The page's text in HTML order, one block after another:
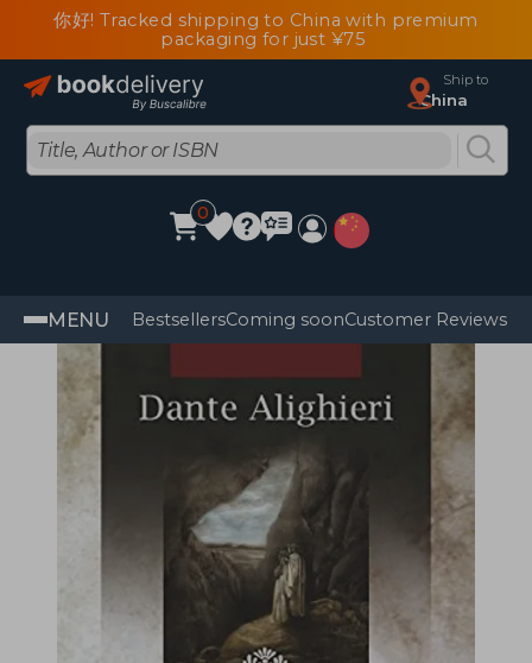
你好! Tracked shipping to China with premium
packaging for just ¥75
Ship to
China
0
MENU BestsellersComing soonCustomer Reviews